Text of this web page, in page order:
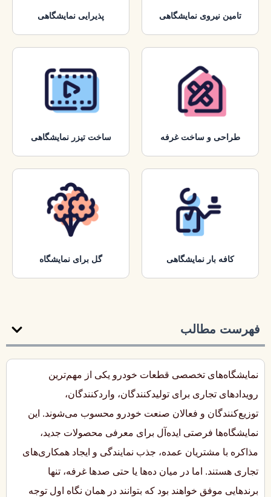
تامین نیروی نمایشگاهی پذیرایی نمایشگاهی
طراحی و ساخت غرفه ساخت تیزر نمایشگاهی
کافه بار نمایشگاهی گل برای نمایشگاه
فهرست مطالب
نمایشگاه‌های تخصصی قطعات خودرو یکی از مهم‌ترین
رویدادهای تجاری برای تولیدکنندگان، واردکنندگان،
توزیع‌کنندگان و فعالان صنعت خودرو محسوب می‌شوند. این
نمایشگاه‌ها فرصتی ایده‌آل برای معرفی محصولات جدید،
مذاکره با مشتریان عمده، جذب نمایندگی و ایجاد همکاری‌های
تجاری هستند. اما در میان ده‌ها یا حتی صدها غرفه، تنها
برندهایی موفق خواهند بود که بتوانند در همان نگاه اول توجه